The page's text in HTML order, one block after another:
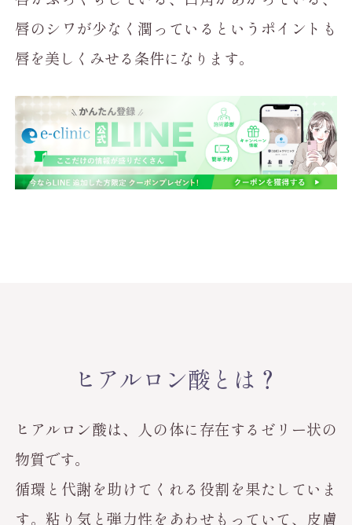
唇のシワが少なく潤っているというポイントも
唇を美しくみせる条件になります。
ヒアルロン酸とは？
ヒアルロン酸は、人の体に存在するゼリー状の
物質です。
循環と代謝を助けてくれる役割を果たしていま
す。粘り気と弾力性をあわせもっていて、皮膚